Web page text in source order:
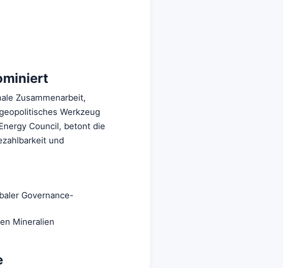
Zusammenarbeit,
Werkzeug
Council, betont die
und
Governance-
Mineralien